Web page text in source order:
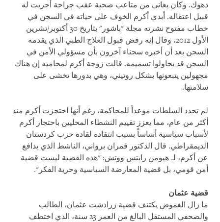
دهوك. وكان يعاني من متاعب صحية عقب جراحة أجريت له
قبيل اعتقاله. أبدى أكرم الخوف على حياته في السجن في
خطاب مفتوح نشرته مجلة "باشور" بتاريخ 30 أكتوبر/تشرين
الأول 2012، وقال إنه رفض قبول العلاج الطبي الذي يقدمه
السجن بعد أن أخبره سجناء آخرون بأن مسؤولي الأمن في
السجن قد يحاولوا تسميمه. قالت زوجة أكرم لمحاميه إن هناك
مجهولين يتبعونها بشكل روتيني، وهي بدورها تخشى على
سلامتها.
لم تحدد السلطات موعداً للمحاكمة، رغم أنها احتجزت أكرم منذ
أكثر من عام، مما يعزز تقييم النشطاء المحليين باحتجاز أكرم
لأسباب سياسية أساساً بسبب انتقاده لقادة حزب كردستان
الديمقراطي. قال الدكتور قمران برواني، الناشط الذي يدافع
عن أكرم، لـ هيومن رايتس ووتش: "هذه القضية ليست قضية
أمن قومي، بل قضية المعارضة السياسية وحرية الفكر".
قضية عثمان
ما زال الغموض يكتنف قضية زرادشت عثمان، الطالب
والصحفي المستقل البالغ من العمر 23 سنة، الذي اختطف